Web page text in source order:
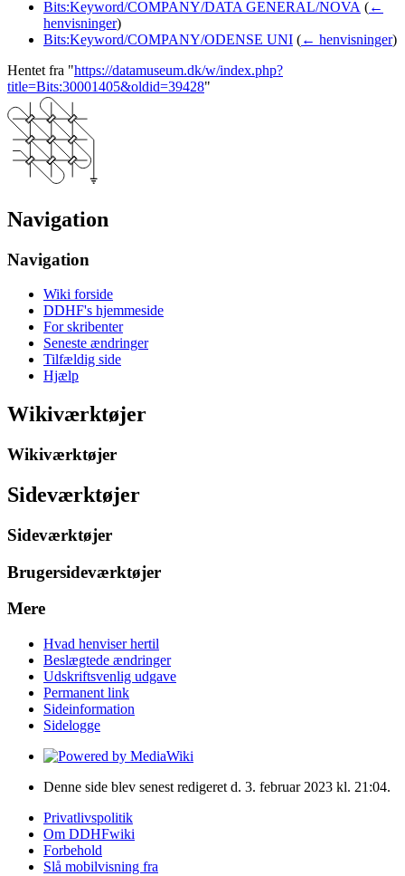
Bits:Keyword/COMPANY/DATA GENERAL/NOVA (←
henvisninger)
Bits:Keyword/COMPANY/ODENSE UNI (← henvisninger)
Hentet fra "https://datamuseum.dk/w/index.php?
title=Bits:30001405&oldid=39428"
Navigation
Navigation
Wiki forside
DDHF's hjemmeside
For skribenter
Seneste ændringer
Tilfældig side
Hjælp
Wikiværktøjer
Wikiværktøjer
Sideværktøjer
Sideværktøjer
Brugersideværktøjer
Mere
Hvad henviser hertil
Beslægtede ændringer
Udskriftsvenlig udgave
Permanent link
Sideinformation
Sidelogge
Denne side blev senest redigeret d. 3. februar 2023 kl. 21:04.
Privatlivspolitik
Om DDHFwiki
Forbehold
Slå mobilvisning fra